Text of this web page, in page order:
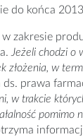
do końca
w zakresie
Jeżeli chodzi o
złożenia, w
prawa
w trakcie
pomimo